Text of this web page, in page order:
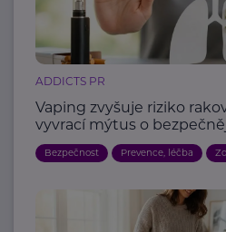
ADDICTS PR
Vaping zvyšuje riziko
vyvrací mýtus o
Bezpečnost Prevence, léčba